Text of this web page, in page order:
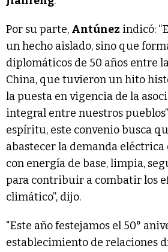
Por su parte, Antúnez indicó:
un hecho aislado, sino que
diplomáticos de 50 años entre
China, que tuvieron un hito
la puesta en vigencia de la
integral entre nuestros
espíritu, este convenio busca
abastecer la demanda
con energía de base, limpia,
para contribuir a combatir los
climático”, dijo.
"Este año festejamos el 50°
establecimiento de relaciones